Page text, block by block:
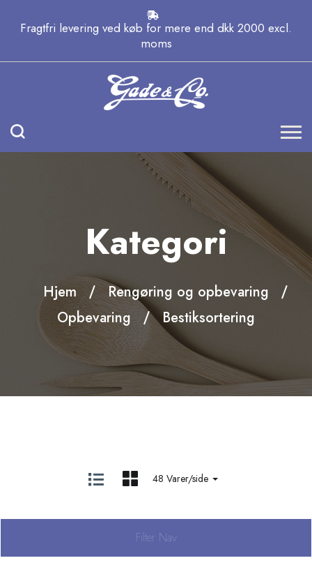
Fragtfri levering ved køb for mere end dkk 2000 excl.
moms
Kategori
Hjem
Rengøring og opbevaring
Opbevaring
Bestiksortering
48 Varer/side
Filter Nav